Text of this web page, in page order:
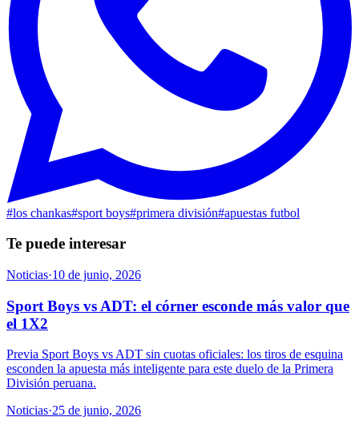
#los chankas#sport boys#primera división#apuestas futbol
Te puede interesar
Noticias·10 de junio, 2026
Sport Boys vs ADT: el córner esconde más valor que
el 1X2
Previa Sport Boys vs ADT sin cuotas oficiales: los tiros de esquina
esconden la apuesta más inteligente para este duelo de la Primera
División peruana.
Noticias·25 de junio, 2026